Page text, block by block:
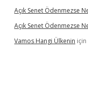
Açık Senet Ödenmezse
Açık Senet Ödenmezse
Vamos Hangi Ülkenin için